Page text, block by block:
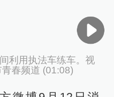
利用执法车练车。视
春频道 (01:08)